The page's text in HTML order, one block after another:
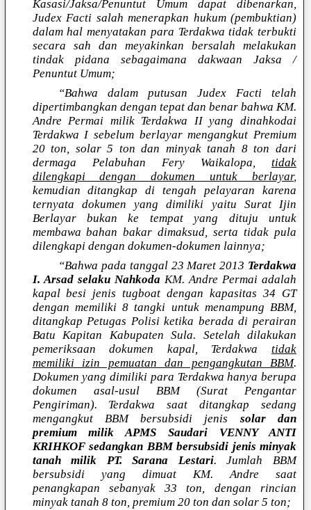
Kasasi/Jaksa/Penuntut Umum dapat dibenarkan,
Judex Facti salah menerapkan hukum (pembuktian)
dalam hal menyatakan para Terdakwa tidak terbukti
secara sah dan meyakinkan bersalah melakukan
tindak pidana sebagaimana dakwaan Jaksa /
Penuntut Umum;
“Bahwa dalam putusan Judex Facti telah
dipertimbangkan dengan tepat dan benar bahwa KM.
Andre Permai milik Terdakwa II yang dinahkodai
Terdakwa I sebelum berlayar mengangkut Premium
20 ton, solar 5 ton dan minyak tanah 8 ton dari
dermaga Pelabuhan Fery Waikalopa, tidak
dilengkapi dengan dokumen untuk berlayar,
kemudian ditangkap di tengah pelayaran karena
ternyata dokumen yang dimiliki yaitu Surat Ijin
Berlayar bukan ke tempat yang dituju untuk
membawa bahan bakar dimaksud, serta tidak pula
dilengkapi dengan dokumen-dokumen lainnya;
“Bahwa pada tanggal 23 Maret 2013 Terdakwa
I. Arsad selaku Nahkoda KM. Andre Permai adalah
kapal besi jenis tugboat dengan kapasitas 34 GT
dengan memiliki 8 tangki untuk menampung BBM,
ditangkap Petugas Polisi ketika berada di perairan
Batu Kapitan Kabupaten Sula. Setelah dilakukan
pemeriksaan dokumen kapal, Terdakwa tidak
memiliki izin pemuatan dan pengangkutan BBM.
Dokumen yang dimiliki para Terdakwa hanya berupa
dokumen asal-usul BBM (Surat Pengantar
Pengiriman). Terdakwa saat ditangkap sedang
mengangkut BBM bersubsidi jenis solar dan
premium milik APMS Saudari VENNY ANTI
KRIHKOF sedangkan BBM bersubsidi jenis minyak
tanah milik PT. Sarana Lestari. Jumlah BBM
bersubsidi yang dimuat KM. Andre saat
penangkapan sebanyak 33 ton, dengan rincian
minyak tanah 8 ton, premium 20 ton dan solar 5 ton;